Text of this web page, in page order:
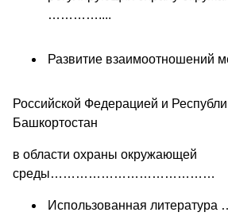
…………....
Развитие взаимоотношений
Российской Федерацией и
Башкортостан
в области охраны окружающей
среды…………………………………
Использованная